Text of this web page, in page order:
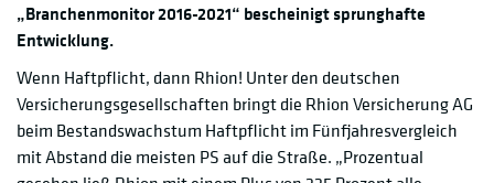
„Branchenmonitor 2016-2021“ bescheinigt sprunghafte
Entwicklung.
Wenn Haftpflicht, dann Rhion! Unter den deutschen
Versicherungsgesellschaften bringt die Rhion Versicherung AG
beim Bestandswachstum Haftpflicht im Fünfjahresvergleich
mit Abstand die meisten PS auf die Straße. „Prozentual